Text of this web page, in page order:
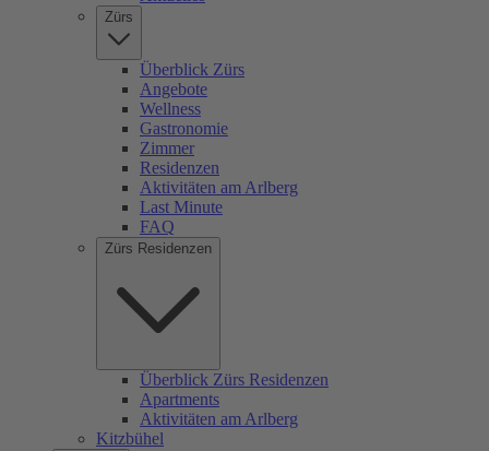
Zürs
Überblick Zürs
Angebote
Wellness
Gastronomie
Zimmer
Residenzen
Aktivitäten am Arlberg
Last Minute
FAQ
Zürs Residenzen
Überblick Zürs Residenzen
Apartments
Aktivitäten am Arlberg
Kitzbühel